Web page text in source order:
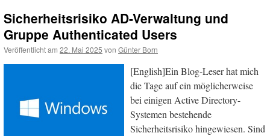
Sicherheitsrisiko AD-Verwaltung und
Gruppe Authenticated Users
Veröffentlicht am 22. Mai 2025 von Günter Born
[English]Ein Blog-Leser hat mich
die Tage auf ein möglicherweise
bei einigen Active Directory-
Systemen bestehende
Sicherheitsrisiko hingewiesen. Sind